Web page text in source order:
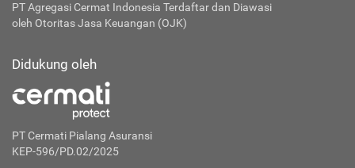
PT Agregasi Cermat Indonesia Terdaftar dan Diawasi
oleh Otoritas Jasa Keuangan (OJK)
Didukung oleh
PT Cermati Pialang Asuransi
KEP-596/PD.02/2025